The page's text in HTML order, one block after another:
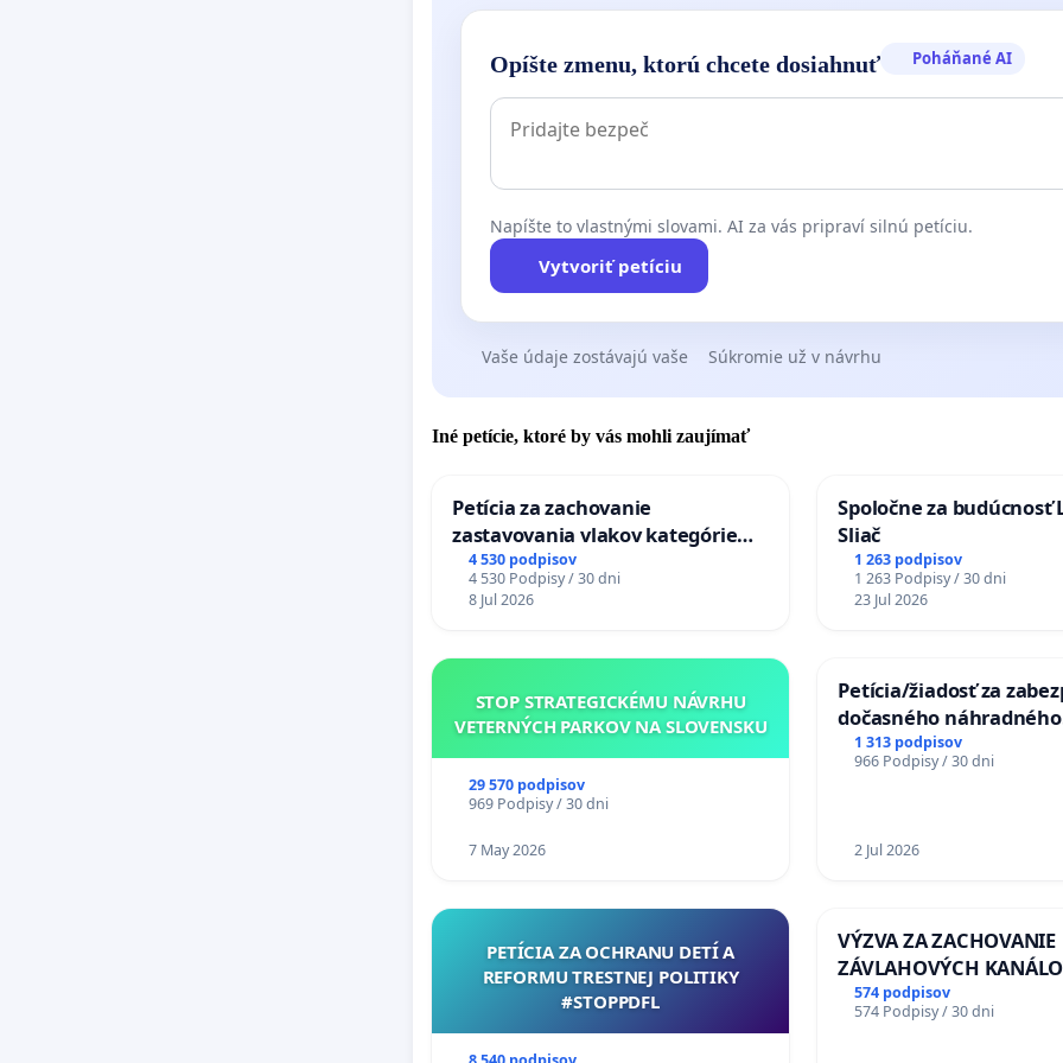
Opíšte zmenu, ktorú chcete dosiahnuť Poháňané AI
Napíšte to vlastnými slovami. AI za vás pripraví silnú petíciu.
Vytvoriť petíciu
Vaše údaje zostávajú vaše Súkromie už v návrhu
Iné petície, ktoré by vás mohli zaujímať
Petícia za zachovanie
zastavovania vlakov kategórie
Expres (Ex) TATRAN v železničnej
stanici Púchov
4 530 podpisov
4 530 Podpisy / 30 dni
8 Jul 2026
Spoločne za budúcnosť
Sliač
1 263 podpisov
1 263 Podpisy / 30 dni
23 Jul 2026
STOP STRATEGICKÉMU NÁVRHU
VETERNÝCH PARKOV NA SLOVENSKU
29 570 podpisov
969 Podpisy / 30 dni
7 May 2026
Petícia/žiadosť za
dočasného náhradného
premostenia Váhu
uzávery Vážskeho mosta
1 313 podpisov
966 Podpisy / 30 dni
2 Jul 2026
PETÍCIA ZA OCHRANU DETÍ A
REFORMU TRESTNEJ POLITIKY
#STOPPDFL
VÝZVA ZA ZACHOVANIE
ZÁVLAHOVÝCH
VÝLUČNOM
KONTROLOU
574 podpisov
574 Podpisy / 30 dni